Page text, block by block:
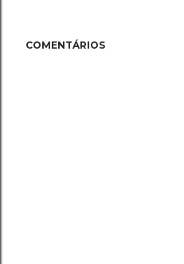
COMENTÁRIOS